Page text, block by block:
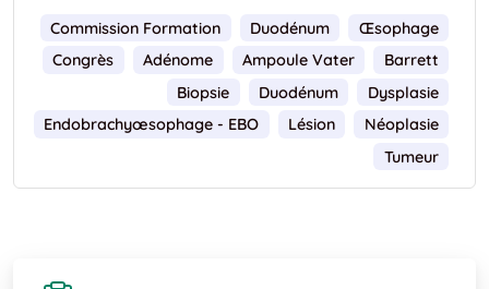
Commission Formation Duodénum
Œsophage
Congrès
Adénome Ampoule Vater
Barrett
Biopsie
Duodénum
Dysplasie
Endobrachyœsophage - EBO
Lésion
Néoplasie
Tumeur